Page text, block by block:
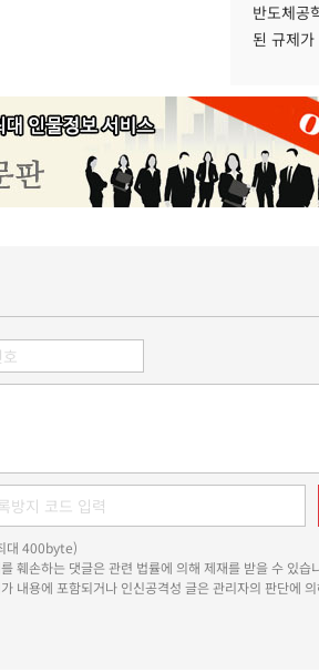
반도체공
된 규제
대 400byte)
훼손하는 댓글은 관련 법률에 의해 제재를 받을 수 있습
내용에 포함되거나 인신공격성 글은 관리자의 판단에